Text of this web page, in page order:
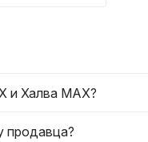
и Халва MAX?
продавца?